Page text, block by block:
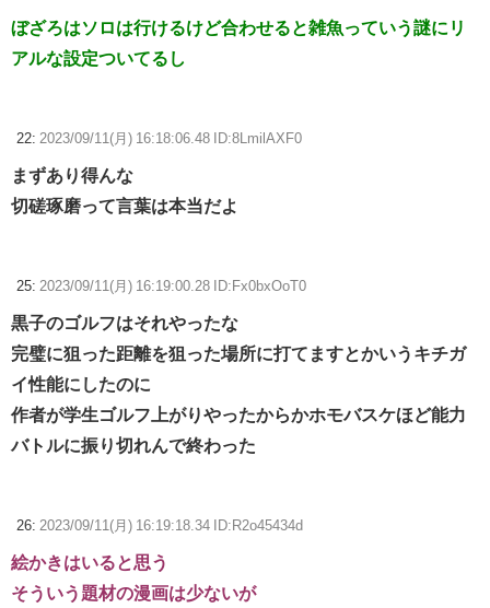
ぼざろはソロは行けるけど合わせると雑魚っていう謎にリ
アルな設定ついてるし
22: 2023/09/11(月) 16:18:06.48 ID:8LmilAXF0
まずあり得んな
切磋琢磨って言葉は本当だよ
25: 2023/09/11(月) 16:19:00.28 ID:Fx0bxOoT0
黒子のゴルフはそれやったな
完璧に狙った距離を狙った場所に打てますとかいうキチガ
イ性能にしたのに
作者が学生ゴルフ上がりやったからかホモバスケほど能力
バトルに振り切れんで終わった
26: 2023/09/11(月) 16:19:18.34 ID:R2o45434d
絵かきはいると思う
そういう題材の漫画は少ないが